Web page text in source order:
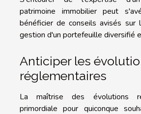
patrimoine immobilier peut
bénéficier de conseils avisés
gestion d'un portefeuille diversifié
Anticiper les
réglementaires
La maîtrise des évolutions
primordiale pour quiconque